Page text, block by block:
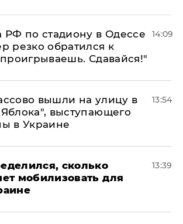
РФ по стадиону в Одессе
резко обратился к
Сдавайся!"
14:09
вышли на улицу в
выступающего
в Украине
13:54
сколько
мобилизовать для
13:39